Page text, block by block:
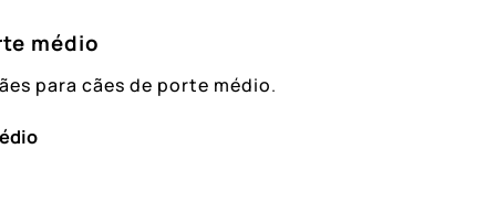
médio
para cães de porte médio.